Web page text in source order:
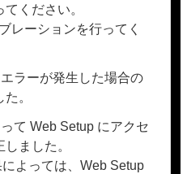
ください。
レーションを行ってく
ラーが発生した場合の
。
て Web Setup にアクセ
ました。
よっては、Web Setup